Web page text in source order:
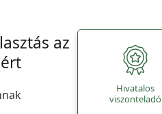
az
Hivatalos
viszonteladó